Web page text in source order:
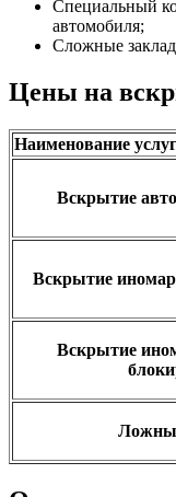
Специальный
автомобиля;
Сложные
Цены на
Наименование
Вскрытие авто
Вскрытие
Вскрытие